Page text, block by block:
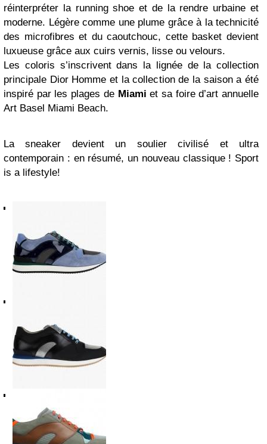
réinterpréter la running shoe et de la rendre urbaine et
moderne. Légère comme une plume grâce à la technicité
des microfibres et du caoutchouc, cette basket devient
luxueuse grâce aux cuirs vernis, lisse ou velours.
Les coloris s’inscrivent dans la lignée de la collection
principale Dior Homme et la collection de la saison a été
inspiré par les plages de Miami et sa foire d’art annuelle
Art Basel Miami Beach.
La sneaker devient un soulier civilisé et ultra
contemporain : en résumé, un nouveau classique ! Sport
is a lifestyle!